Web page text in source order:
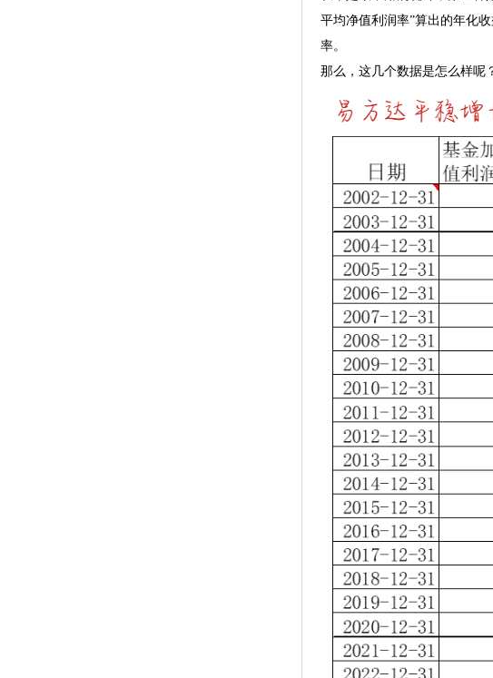
平均净值利润率”算出的年化
率。
那么，这几个数据是怎么样呢